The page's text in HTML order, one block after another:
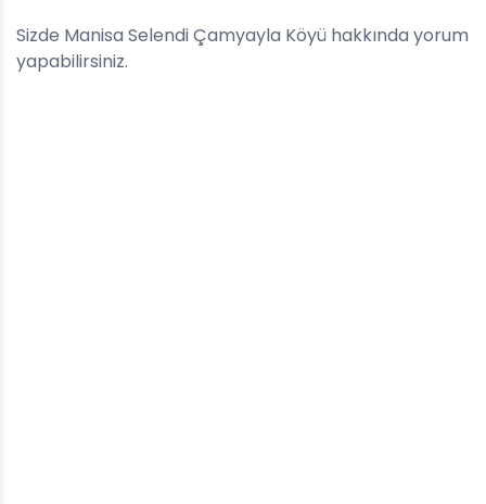
Sizde Manisa Selendi Çamyayla Köyü hakkında yorum
yapabilirsiniz.